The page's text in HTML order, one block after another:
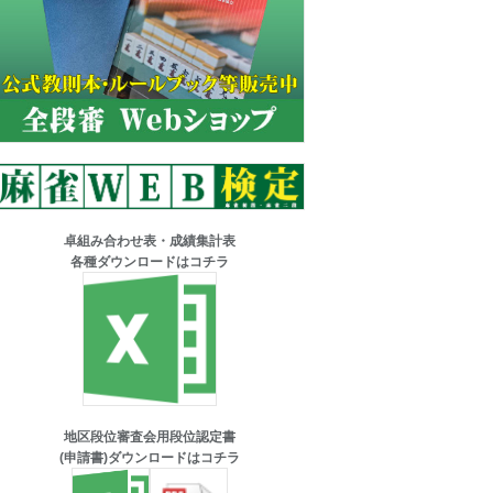
卓組み合わせ表・成績集計表
各種ダウンロードはコチラ
地区段位審査会用段位認定書
(申請書)ダウンロードはコチラ